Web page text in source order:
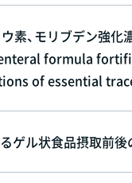
ウ素、モリブデン強
formula
of essential trace
ゲル状食品摂取前後